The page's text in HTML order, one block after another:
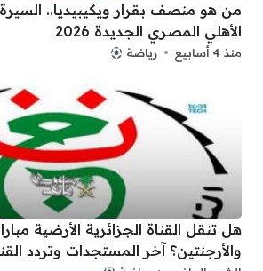
من هو منصف بقرار ويكيبيديا..
الأهلي المصري الجديدة 2026
منذ 4 أسابيع رياضة
هل تنقل القناة الجزائرية الأرضية
والأرجنتين؟ آخر المستجدات وتردد